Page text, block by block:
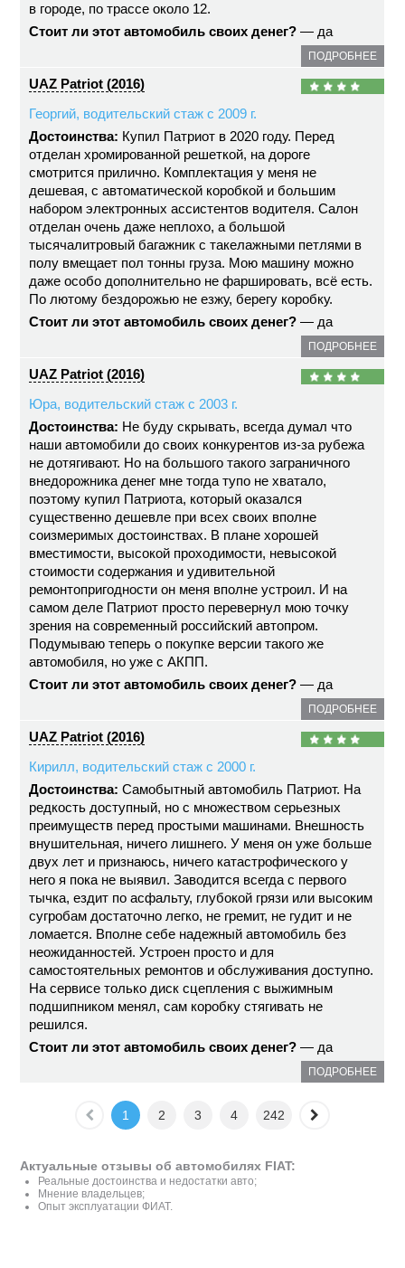
в городе, по трассе около 12.
Стоит ли этот автомобиль своих денег? — да
ПОДРОБНЕЕ
UAZ Patriot (2016)
Георгий, водительский стаж с 2009 г.
Достоинства: Купил Патриот в 2020 году. Перед
отделан хромированной решеткой, на дороге
смотрится прилично. Комплектация у меня не
дешевая, с автоматической коробкой и большим
набором электронных ассистентов водителя. Салон
отделан очень даже неплохо, а большой
тысячалитровый багажник с такелажными петлями в
полу вмещает пол тонны груза. Мою машину можно
даже особо дополнительно не фаршировать, всё есть.
По лютому бездорожью не езжу, берегу коробку.
Стоит ли этот автомобиль своих денег? — да
ПОДРОБНЕЕ
UAZ Patriot (2016)
Юра, водительский стаж с 2003 г.
Достоинства: Не буду скрывать, всегда думал что
наши автомобили до своих конкурентов из-за рубежа
не дотягивают. Но на большого такого заграничного
внедорожника денег мне тогда тупо не хватало,
поэтому купил Патриота, который оказался
существенно дешевле при всех своих вполне
соизмеримых достоинствах. В плане хорошей
вместимости, высокой проходимости, невысокой
стоимости содержания и удивительной
ремонтопригодности он меня вполне устроил. И на
самом деле Патриот просто перевернул мою точку
зрения на современный российский автопром.
Подумываю теперь о покупке версии такого же
автомобиля, но уже с АКПП.
Стоит ли этот автомобиль своих денег? — да
ПОДРОБНЕЕ
UAZ Patriot (2016)
Кирилл, водительский стаж с 2000 г.
Достоинства: Самобытный автомобиль Патриот. На
редкость доступный, но с множеством серьезных
преимуществ перед простыми машинами. Внешность
внушительная, ничего лишнего. У меня он уже больше
двух лет и признаюсь, ничего катастрофического у
него я пока не выявил. Заводится всегда с первого
тычка, ездит по асфальту, глубокой грязи или высоким
сугробам достаточно легко, не гремит, не гудит и не
ломается. Вполне себе надежный автомобиль без
неожиданностей. Устроен просто и для
самостоятельных ремонтов и обслуживания доступно.
На сервисе только диск сцепления с выжимным
подшипником менял, сам коробку стягивать не
решился.
Стоит ли этот автомобиль своих денег? — да
ПОДРОБНЕЕ
1 2 3 4 242
Актуальные отзывы об автомобилях FIAT:
Реальные достоинства и недостатки авто;
Мнение владельцев;
Опыт эксплуатации ФИАТ.